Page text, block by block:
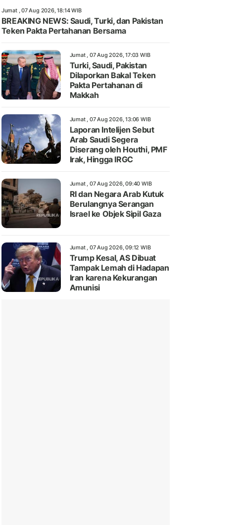
Jumat , 07 Aug 2026, 18:14 WIB
BREAKING NEWS: Saudi, Turki, dan Pakistan
Teken Pakta Pertahanan Bersama
Jumat , 07 Aug 2026, 17:03 WIB
Turki, Saudi, Pakistan
Dilaporkan Bakal Teken
Pakta Pertahanan di
Makkah
Jumat , 07 Aug 2026, 13:06 WIB
Laporan Intelijen Sebut
Arab Saudi Segera
Diserang oleh Houthi, PMF
Irak, Hingga IRGC
Jumat , 07 Aug 2026, 09:40 WIB
RI dan Negara Arab Kutuk
Berulangnya Serangan
Israel ke Objek Sipil Gaza
Jumat , 07 Aug 2026, 09:12 WIB
Trump Kesal, AS Dibuat
Tampak Lemah di Hadapan
Iran karena Kekurangan
Amunisi